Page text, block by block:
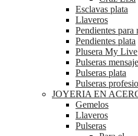
Esclavas plata
Llaveros
Pendientes para
Pendientes plata
Plusera My Live
Pulseras
Pulseras plata
Pulseras
JOYERIA EN
Gemelos
Llaveros
Pulseras